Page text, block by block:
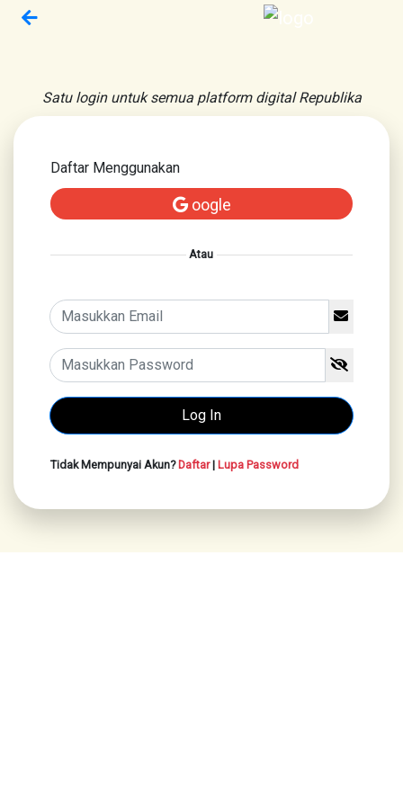
Satu login untuk semua platform digital Republika
Daftar Menggunakan
oogle
Atau
Tidak Mempunyai Akun?Daftar| Lupa Password